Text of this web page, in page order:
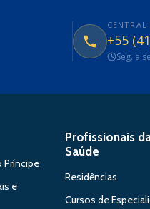
+55
Seg. a
Príncipe
e
Profissionais
Saúde
Residências
Cursos de